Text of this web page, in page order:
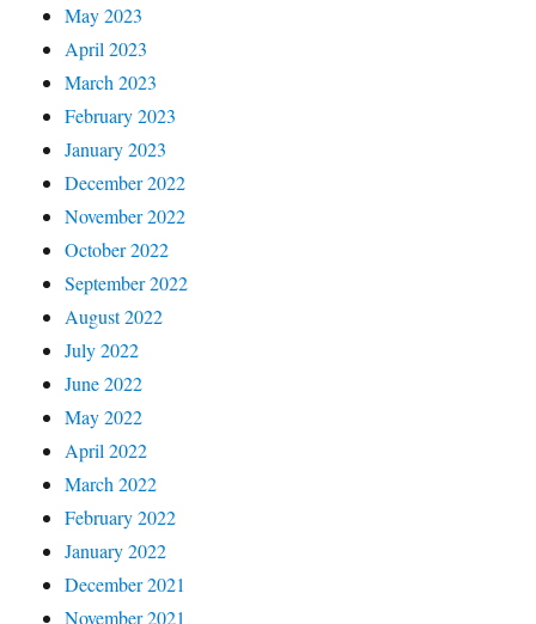
May 2023
April 2023
March 2023
February 2023
January 2023
December 2022
November 2022
October 2022
September 2022
August 2022
July 2022
June 2022
May 2022
April 2022
March 2022
February 2022
January 2022
December 2021
November 2021